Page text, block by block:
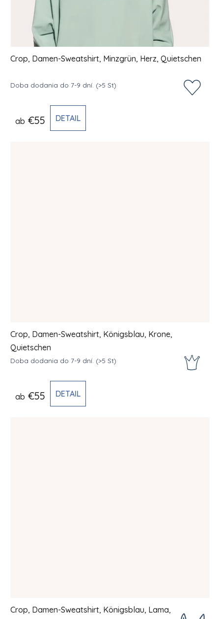
Crop, Damen-Sweatshirt, Minzgrün, Herz, Quietschen
Doba dodania do 7-9 dní. (>5 St)
ab €55 DETAIL
Crop, Damen-Sweatshirt, Königsblau, Krone,
Quietschen
Doba dodania do 7-9 dní. (>5 St)
ab €55 DETAIL
Crop, Damen-Sweatshirt, Königsblau, Lama,